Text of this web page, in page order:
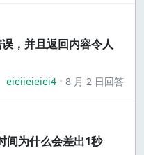
，并且返回内容令人
eieiieieiei4 8 月 2 日回答
间为什么会差出1秒